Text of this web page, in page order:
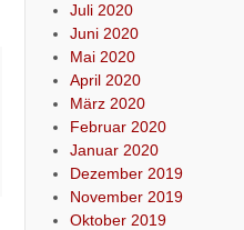
Juli 2020
Juni 2020
Mai 2020
April 2020
März 2020
Februar 2020
Januar 2020
Dezember 2019
November 2019
Oktober 2019